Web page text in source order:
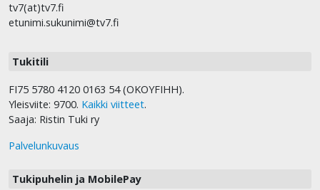
tv7(at)tv7.fi
etunimi.sukunimi@tv7.fi
Tukitili
FI75 5780 4120 0163 54 (OKOYFIHH).
Yleisviite: 9700. Kaikki viitteet.
Saaja: Ristin Tuki ry
Palvelunkuvaus
Tukipuhelin ja MobilePay